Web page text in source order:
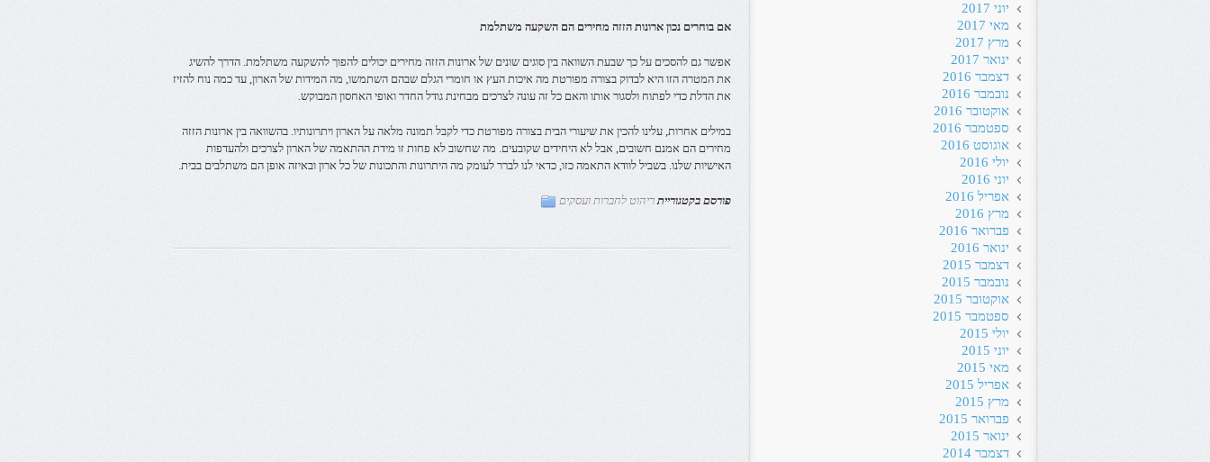
אם בוחרים נכון ארונות הזזה מחירים הם השקעה משתלמת
אפשר גם להסכים על כך שבעת השוואה בין סוגים שונים של ארונות הזזה מחירים יכולים להפוך להשקעה משתלמת. הדרך להשיג
את המטרה הזו היא לבדוק בצורה מפורטת מה איכות העץ או חומרי הגלם שבהם השתמשו, מה המידות של הארון, עד כמה נוח להזיז
את הדלת כדי לפתוח ולסגור אותו והאם כל זה עונה לצרכים מבחינת גודל החדר ואופי האחסון המבוקש.
במילים אחרות, עלינו להכין את שיעורי הבית בצורה מפורטת כדי לקבל תמונה מלאה על הארון ויתרונותיו. בהשוואה בין ארונות הזזה
מחירים הם אמנם חשובים, אבל לא היחידים שקובעים. מה שחשוב לא פחות זו מידת ההתאמה של הארון לצרכים ולהעדפות
האישיות שלנו. בשביל לוודא התאמה כזו, כדאי לנו לברר לעומק מה היתרונות והתכונות של כל ארון ובאיזה אופן הם משתלבים בבית.
פורסם בקטגוריית ריהוט לחברות ועסקים
יוני 2017
מאי 2017
מרץ 2017
ינואר 2017
דצמבר 2016
נובמבר 2016
אוקטובר 2016
ספטמבר 2016
אוגוסט 2016
יולי 2016
יוני 2016
אפריל 2016
מרץ 2016
פברואר 2016
ינואר 2016
דצמבר 2015
נובמבר 2015
אוקטובר 2015
ספטמבר 2015
יולי 2015
יוני 2015
מאי 2015
אפריל 2015
מרץ 2015
פברואר 2015
ינואר 2015
דצמבר 2014